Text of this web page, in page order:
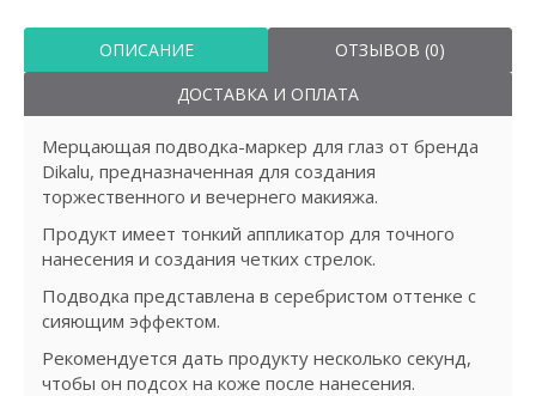
ОПИСАНИЕ
ОТЗЫВОВ (0)
ДОСТАВКА И ОПЛАТА
Мерцающая подводка-маркер для глаз от бренда
Dikalu, предназначенная для создания
торжественного и вечернего макияжа.
Продукт имеет тонкий аппликатор для точного
нанесения и создания четких стрелок.
Подводка представлена в серебристом оттенке с
сияющим эффектом.
Рекомендуется дать продукту несколько секунд,
чтобы он подсох на коже после нанесения.